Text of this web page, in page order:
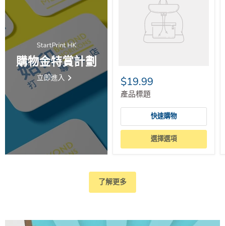
StartPrint HK
購物金特賞計劃
立即進入 $19.99
產品標題
快速購物
選擇選項
了解更多